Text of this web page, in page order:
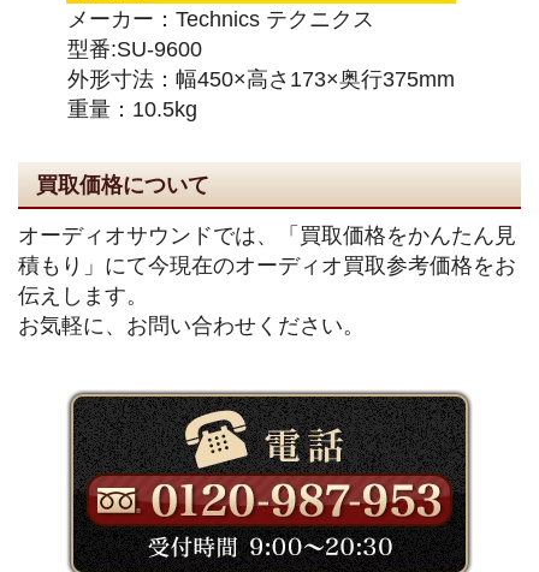
メーカー：Technics テクニクス
型番:SU-9600
外形寸法：幅450×高さ173×奥行375mm
重量：10.5kg
買取価格について
オーディオサウンドでは、「買取価格をかんたん見
積もり」にて今現在のオーディオ買取参考価格をお
伝えします。
お気軽に、お問い合わせください。